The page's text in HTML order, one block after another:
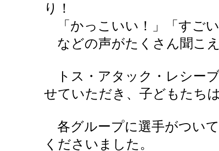
り！
「かっこいい！」「すご
などの声がたくさん聞こ
トス・アタック・レシー
せていただき、子どもたち
各グループに選手がつい
くださいました。